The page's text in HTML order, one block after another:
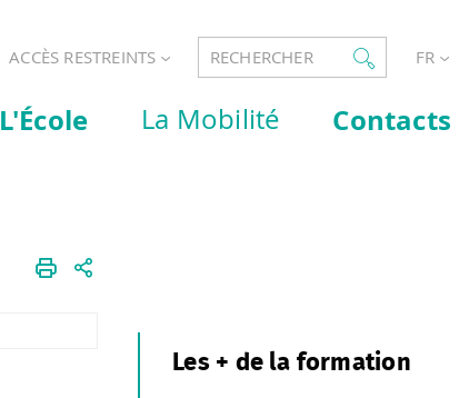
ACCÈS RESTREINTS RECHERCHER FR
L'École La Mobilité Contacts
Les + de la formation